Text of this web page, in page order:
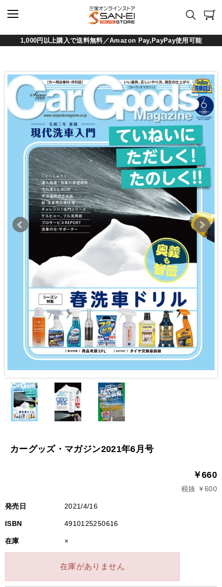
1,000円以上購入で送料無料／Amazon Pay,PayPay使用可能
カーグッズ・マガジン2021年6月号
￥660
税抜 ￥600
発売日 2021/4/16
ISBN 4910125250616
在庫 ×
在庫がありません